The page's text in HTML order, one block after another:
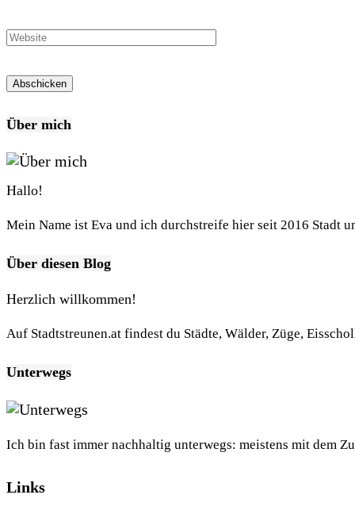
Über mich
Hallo!
Mein Name ist Eva und ich durchstreife hier seit 2016 Stadt
Über diesen Blog
Herzlich willkommen!
Auf Stadtstreunen.at findest du Städte, Wälder, Züge,
Unterwegs
Ich bin fast immer nachhaltig unterwegs: meistens mit dem
Links